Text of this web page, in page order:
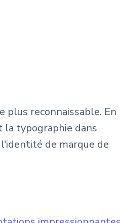
reconnaissable. En
la typographie dans
de marque de